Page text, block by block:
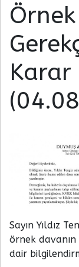
Karar
Sayın Yıldız
örnek
dair